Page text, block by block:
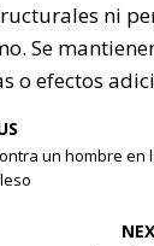
ni
Se
o efectos
un hombre en